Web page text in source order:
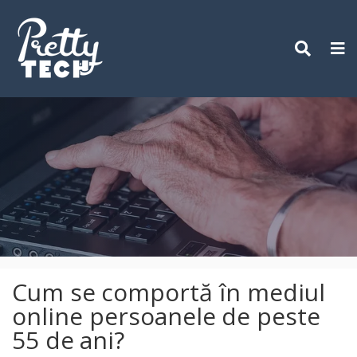
content
Cum se comportă în mediul
online persoanele de peste
55 de ani?